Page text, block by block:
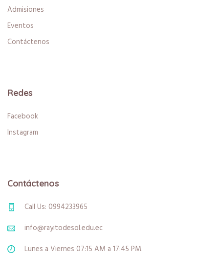
Admisiones
Eventos
Contáctenos
Redes
Facebook
Instagram
Contáctenos
Call Us: 0994233965
info@rayitodesol.edu.ec
Lunes a Viernes 07:15 AM a 17:45 PM.